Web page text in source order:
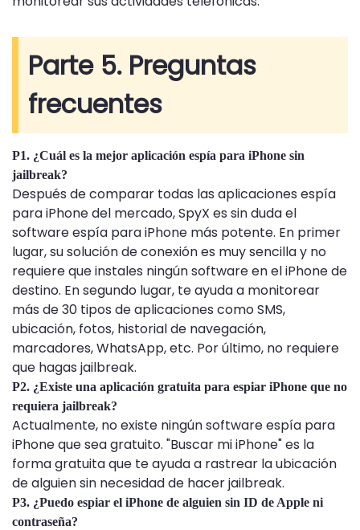
Parte 5. Preguntas
frecuentes
P1. ¿Cuál es la mejor aplicación espía para iPhone sin
jailbreak?
Después de comparar todas las aplicaciones espía
para iPhone del mercado, SpyX es sin duda el
software espía para iPhone más potente. En primer
lugar, su solución de conexión es muy sencilla y no
requiere que instales ningún software en el iPhone de
destino. En segundo lugar, te ayuda a monitorear
más de 30 tipos de aplicaciones como SMS,
ubicación, fotos, historial de navegación,
marcadores, WhatsApp, etc. Por último, no requiere
que hagas jailbreak.
P2. ¿Existe una aplicación gratuita para espiar iPhone que no
requiera jailbreak?
Actualmente, no existe ningún software espía para
iPhone que sea gratuito. "Buscar mi iPhone" es la
forma gratuita que te ayuda a rastrear la ubicación
de alguien sin necesidad de hacer jailbreak.
P3. ¿Puedo espiar el iPhone de alguien sin ID de Apple ni
contraseña?